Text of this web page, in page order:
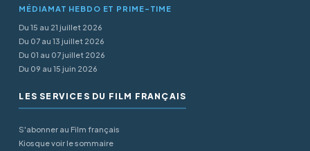
MÉDIAMAT HEBDO ET PRIME-TIME
Du 15 au 21 juillet 2026
Du 07 au 13 juillet 2026
Du 01 au 07 juillet 2026
Du 09 au 15 juin 2026
LES SERVICES DU FILM FRANÇAIS
S'abonner au Film français
Kiosque voir le sommaire